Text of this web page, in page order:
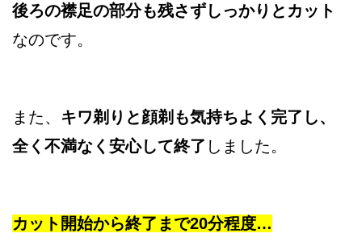
後ろの襟足の部分も残さずしっかりとカット
なのです。
また、 キワ剃りと顔剃も気持ちよく完了し、
全く不満なく安心して終了 しました。
カット開始から終了まで20分程度…